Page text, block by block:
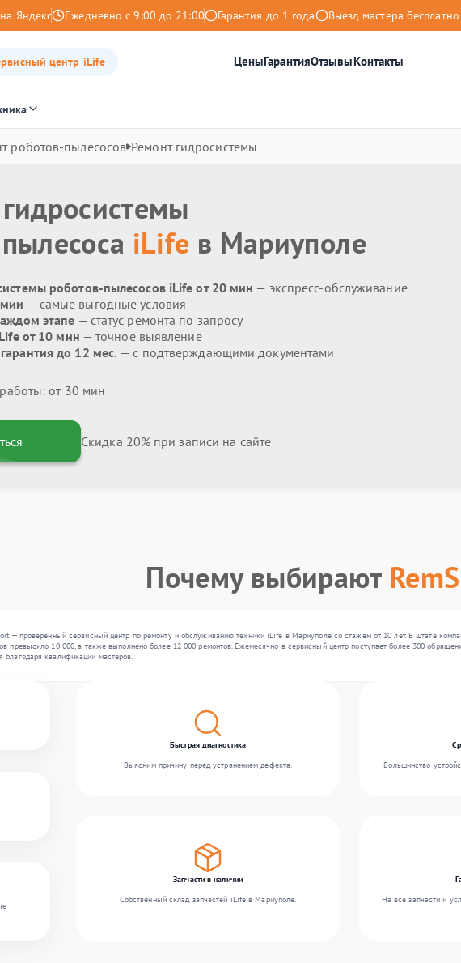
Яндекс Ежедневно с 9:00 до 21:00 Гарантия до 1 года Выезд мастера бесплатно
центр iLife ЦеныГарантияОтзывыКонтакты
роботов-пылесосов Ремонт гидросистемы
iLife в Мариуполе
роботов-пылесосов iLife от 20 мин — экспресс-обслуживание
— самые выгодные условия
этапе — статус ремонта по запросу
от 10 мин — точное выявление
до 12 мес. — с подтверждающими документами
от 30 мин
Скидка 20% при записи на сайте
Почему выбирают
— проверенный сервисный центр по ремонту и обслуживанию техники iLife в Мариуполе со стажем от 10 лет. В штате
превысило 10 000, а также выполнено более 12 000 ремонтов. Ежемесячно в сервисный центр поступает более 300
благодаря квалификации мастеров.
Быстрая диагностика
Выясним причину перед устранением дефекта.
Большинство
Запчасти в наличии
Собственный склад запчастей iLife в Мариуполе.
На все запчасти и